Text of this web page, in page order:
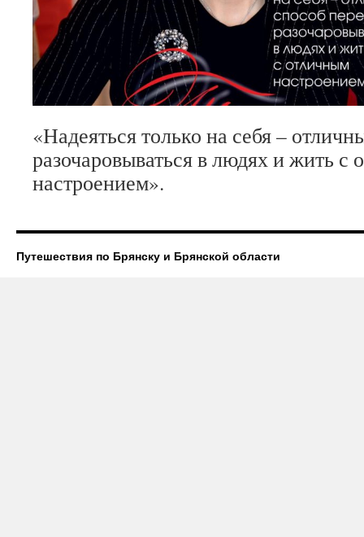
«Надеяться только на себя –
разочаровываться в людях и жить с
настроением».
Путешествия по Брянску и Брянской области